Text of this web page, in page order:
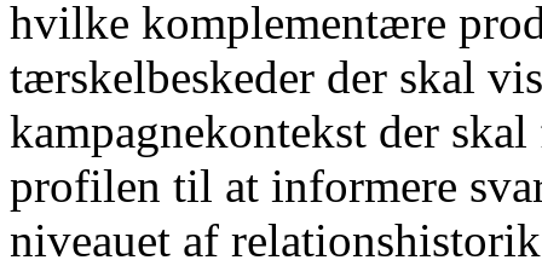
hvilke komplementære
tærskelbeskeder der skal
kampagnekontekst der
profilen til at informere
niveauet af